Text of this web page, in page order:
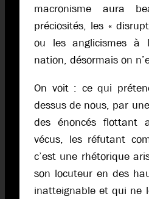
macronisme aura
préciosités, les «
ou les anglicismes à
nation, désormais on
On voit : ce qui
dessus de nous, par
des énoncés flottant
vécus, les réfutant
c’est une rhétorique
son locuteur en des
inatteignable et qui ne